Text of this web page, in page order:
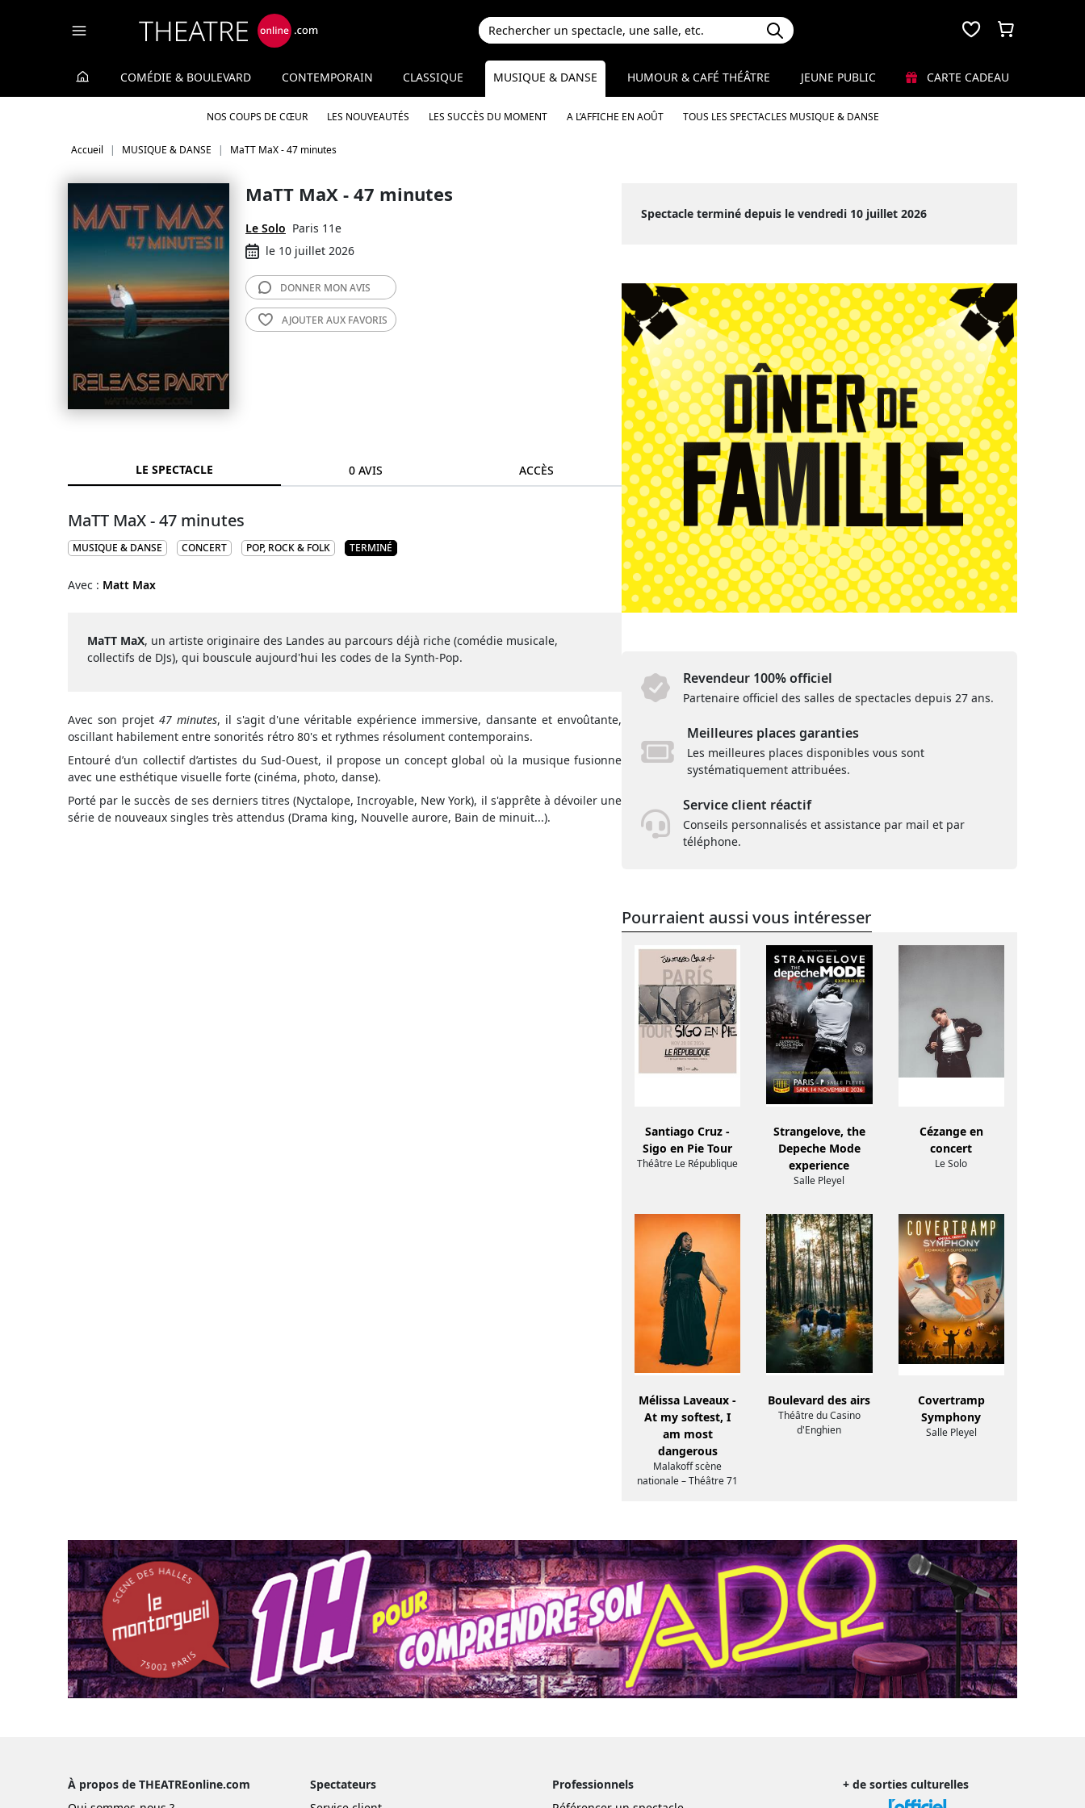
COMÉDIE & BOULEVARD CONTEMPORAIN CLASSIQUE MUSIQUE & DANSE
NOS COUPS DE CŒUR LES NOUVEAUTÉS LES SUCCÈS DU MOMENT A L’AFFICHE EN AOÛT TOUS LES SPECTACLES MUSIQUE & DANSE
HUMOUR & CAFÉ THÉÂTRE JEUNE PUBLIC CARTE CADEAU
Accueil MUSIQUE & DANSE MaTT MaX - 47 minutes
MaTT MaX - 47 minutes
Le Solo Paris 11e
le 10 juillet 2026
DONNER MON AVIS
AJOUTER AUX FAVORIS
LE SPECTACLE 0 AVIS ACCÈS
MaTT MaX - 47 minutes
MUSIQUE & DANSE CONCERT POP, ROCK & FOLK TERMINÉ
Avec : Matt Max
MaTT MaX, un artiste originaire des Landes au parcours déjà riche (comédie musicale,
collectifs de DJs), qui bouscule aujourd'hui les codes de la Synth-Pop.
Avec son projet 47 minutes, il s'agit d'une véritable expérience immersive, dansante et envoûtante,
oscillant habilement entre sonorités rétro 80's et rythmes résolument contemporains.
Entouré d’un collectif d’artistes du Sud-Ouest, il propose un concept global où la musique fusionne
avec une esthétique visuelle forte (cinéma, photo, danse).
Porté par le succès de ses derniers titres (Nyctalope, Incroyable, New York), il s'apprête à dévoiler une
série de nouveaux singles très attendus (Drama king, Nouvelle aurore, Bain de minuit...).
Spectacle terminé depuis le vendredi 10 juillet 2026
Revendeur 100% officiel
Partenaire officiel des salles de spectacles depuis 27 ans.
Meilleures places garanties
Les meilleures places disponibles vous sont
systématiquement attribuées.
Service client réactif
Conseils personnalisés et assistance par mail et par
téléphone.
Pourraient aussi vous intéresser
Santiago Cruz -
Sigo en Pie Tour
Théâtre Le République
Strangelove, the
Depeche Mode
experience
Salle Pleyel
Cézange en
concert
Le Solo
Mélissa Laveaux -
At my softest, I
am most
dangerous
Malakoff scène
nationale – Théâtre 71
Boulevard des airs
Théâtre du Casino
d'Enghien
Covertramp
Symphony
Salle Pleyel
À propos de THEATREonline.com
Spectateurs
Professionnels
+ de sorties culturelles